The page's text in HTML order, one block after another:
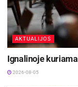
AKTUALIJOS
Ignalinoje
2026-08-05